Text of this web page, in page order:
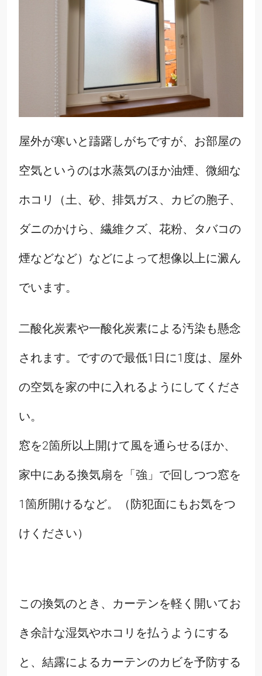
屋外が寒いと躊躇しがちですが、お部屋の
空気というのは水蒸気のほか油煙、微細な
ホコリ（土、砂、排気ガス、カビの胞子、
ダニのかけら、繊維クズ、花粉、タバコの
煙などなど）などによって想像以上に澱ん
でいます。
二酸化炭素や一酸化炭素による汚染も懸念
されます。ですので最低1日に1度は、屋外
の空気を家の中に入れるようにしてくださ
い。
窓を2箇所以上開けて風を通らせるほか、
家中にある換気扇を「強」で回しつつ窓を
1箇所開けるなど。（防犯面にもお気をつ
けください）
この換気のとき、カーテンを軽く開いてお
き余計な湿気やホコリを払うようにする
と、結露によるカーテンのカビを予防する